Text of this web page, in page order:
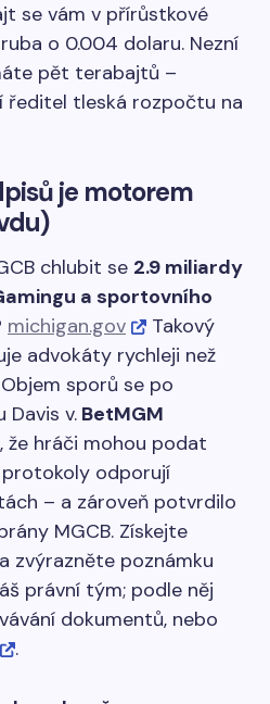
se vám v přírůstkové
o 0.004 dolaru. Nezní
pět terabajtů –
ředitel tleská rozpočtu na
je motorem
chlubit se 2.9 miliardy
a sportovního
michigan.gov
Takový
advokáty rychleji než
sporů se po
Davis v. BetMGM
že hráči mohou podat
odporují
– a zároveň potvrdilo
MGCB. Získejte
a zvýrazněte poznámku
právní tým; podle něj
dokumentů, nebo
.